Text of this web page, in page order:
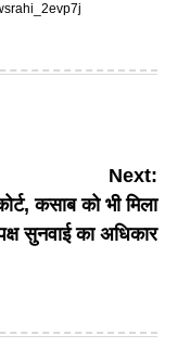
Next:
कसाब को भी मिला
सुनवाई का अधिकार